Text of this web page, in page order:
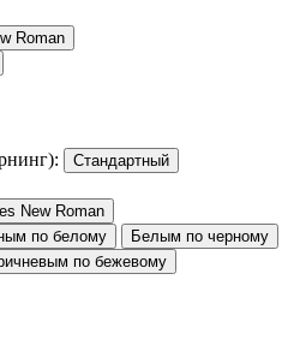
Roman
Стандартный
New Roman
по белому
Белым по черному
по бежевому